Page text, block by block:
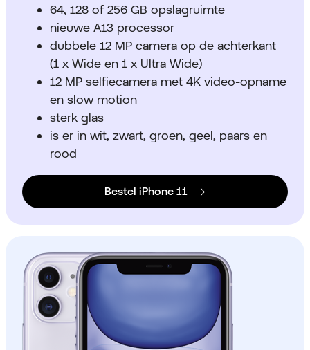
64, 128 of 256 GB opslagruimte
nieuwe A13 processor
dubbele 12 MP camera op de achterkant
(1 x Wide en 1 x Ultra Wide)
12 MP selfiecamera met 4K video-opname
en slow motion
sterk glas
is er in wit, zwart, groen, geel, paars en
rood
Bestel iPhone 11